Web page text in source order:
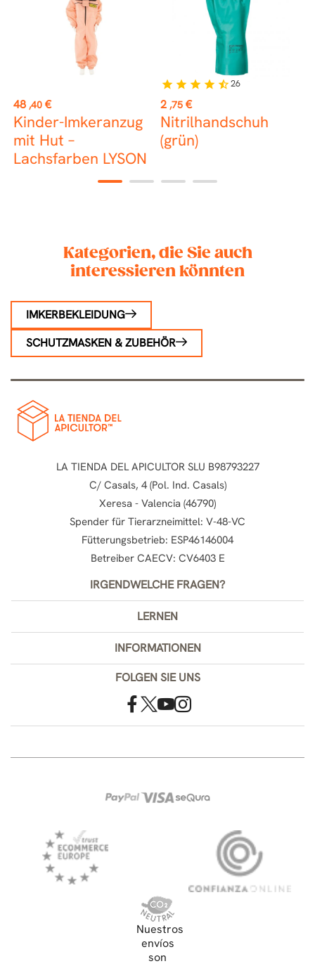
Preis
48 ,40 €
Kinder-Imkeranzug
mit Hut –
Lachsfarben LYSON
Preis
2 ,75 €
Nitrilhandschuh
(grün)
star star star star star_half26
1 2 3 4
Kategorien, die Sie auch
interessieren könnten
IMKERBEKLEIDUNG
SCHUTZMASKEN & ZUBEHÖR
LA TIENDA DEL APICULTOR SLU B98793227
C/ Casals, 4 (Pol. Ind. Casals)
Xeresa - Valencia (46790)
Spender für Tierarzneimittel: V-48-VC
Fütterungsbetrieb: ESP46146004
Betreiber CAECV: CV6403 E
IRGENDWELCHE FRAGEN?
LERNEN
INFORMATIONEN
FOLGEN SIE UNS
Nuestros
envíos
son